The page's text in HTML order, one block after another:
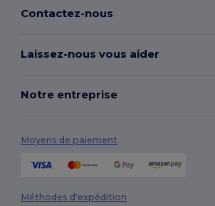
Contactez-nous
Laissez-nous vous aider
Notre entreprise
Moyens de paiement
Méthodes d'expédition